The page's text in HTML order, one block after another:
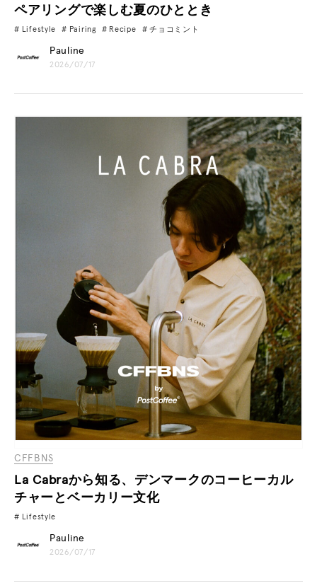
ペアリングで楽しむ夏のひととき
Lifestyle Pairing Recipe チョコミント
Pauline
2026/07/17
CFFBNS
La Cabraから知る、デンマークのコーヒーカル
チャーとベーカリー文化
Lifestyle
Pauline
2026/07/17